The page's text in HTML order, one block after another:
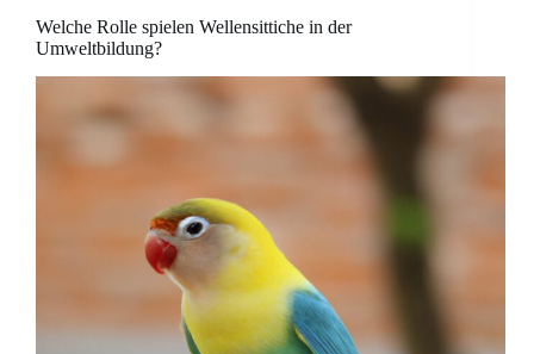
Welche Rolle spielen Wellensittiche in der
Umweltbildung?